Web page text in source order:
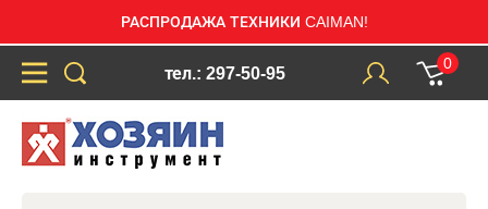
РАСПРОДАЖА ТЕХНИКИ CAIMAN!
тел.: 297-50-95
0